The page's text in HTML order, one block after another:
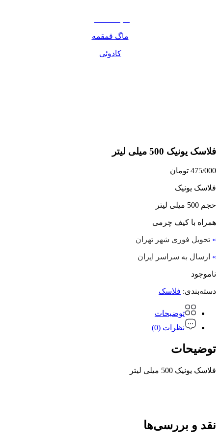
ماگ قمقمه
کادوئی
فلاسک یونیک 500 میلی لیتر
475/000 تومان
فلاسک یونیک
حجم 500 میلی لیتر
همراه با کیف چرمی
» تحویل فوری شهر تهران
» ارسال به سراسر ایران
ناموجود
دسته‌بندی: فلاسک
توضیحات
نظرات (0)
توضیحات
فلاسک یونیک 500 میلی لیتر
نقد و بررسی‌ها